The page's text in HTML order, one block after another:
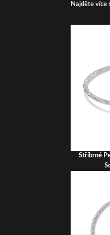
Najděte více
Stříbrné